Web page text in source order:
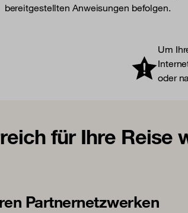
bereitgestellten Anweisungen befolgen.
Um
oder
für Ihre Reise
Partnernetzwerken